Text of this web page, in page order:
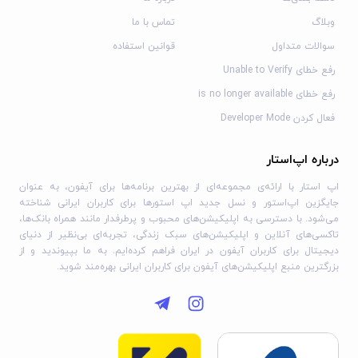
وبلاگ
سوالات متداول
رفع خطای Unable to Verify
رفع خطای is no longer available
فعال کردن Developer Mode
تماس با ما
قوانین استفاده
درباره اپ‌استار
اپ استار با ارائه‌ی مجموعه‌ای از بهترین برنامه‌ها برای آیفون، به عنوان
جایگزین اپ‌استور و نسل جدید اپ استورها برای کاربران ایرانی شناخته
می‌شود. با دسترسی به اپلیکیشن‌های محبوب و پرطرفدار مانند همراه بانک‌ها،
تاکسی‌های آنلاین و اپلیکیشن‌های سبک زندگی، تجربه‌ای بی‌نظیر از دنیای
دیجیتال برای کاربران آیفون در ایران فراهم کرده‌ایم. به ما بپیوندید و از
بزرگترین منبع اپلیکیشن‌های آیفون برای کاربران ایرانی بهره‌مند شوید.